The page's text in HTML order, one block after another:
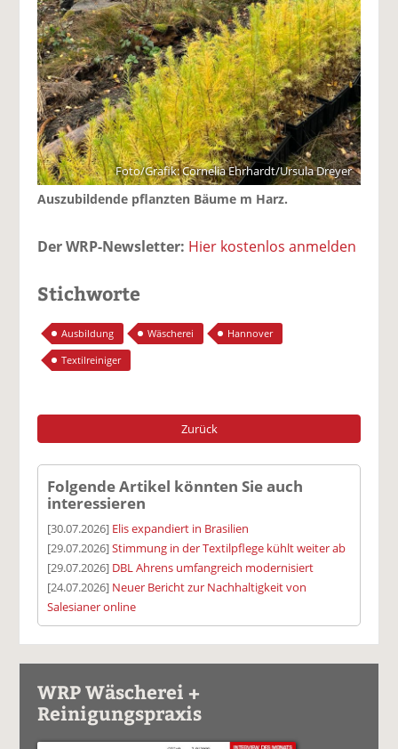
Foto/Grafik: Cornelia Ehrhardt/Ursula Dreyer
Auszubildende pflanzten Bäume m Harz.
Der WRP-Newsletter: Hier kostenlos anmelden
Stichworte
Ausbildung Wäscherei
Hannover
Textilreiniger
Zurück
Folgende Artikel könnten Sie auch
interessieren
[30.07.2026] Elis expandiert in Brasilien
[29.07.2026]Stimmung in der Textilpflege kühlt weiter ab
[29.07.2026] DBL Ahrens umfangreich modernisiert
[24.07.2026] Neuer Bericht zur Nachhaltigkeit von
Salesianer online
WRP Wäscherei +
Reinigungspraxis